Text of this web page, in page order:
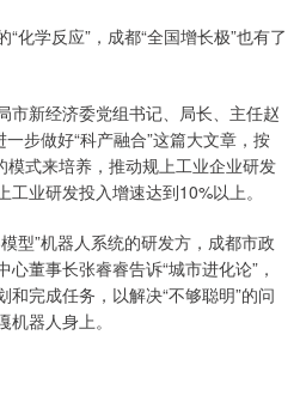
化学反应”，成都“全国增长极”也有了
市新经济委党组书记、局长、主任赵
步做好“科产融合”这篇大文章，按
模式来培养，推动规上工业企业研发
业研发投入增速达到10%以上。
型”机器人系统的研发方，成都市政
董事长张睿睿告诉“城市进化论”，
完成任务，以解决“不够聪明”的问
器人身上。